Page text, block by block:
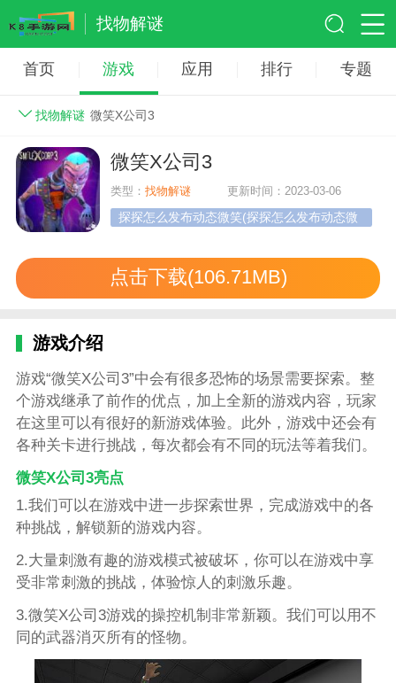
找物解谜
首页 游戏 应用 排行 专题
找物解谜 微笑X公司3
微笑X公司3
类型：找物解谜 更新时间：2023-03-06
探探怎么发布动态微笑(探探怎么发布动态微
点击下载(106.71MB)
游戏介绍
游戏“微笑X公司3”中会有很多恐怖的场景需要探索。整
个游戏继承了前作的优点，加上全新的游戏内容，玩家
在这里可以有很好的新游戏体验。此外，游戏中还会有
各种关卡进行挑战，每次都会有不同的玩法等着我们。
微笑X公司3亮点
1.我们可以在游戏中进一步探索世界，完成游戏中的各
种挑战，解锁新的游戏内容。
2.大量刺激有趣的游戏模式被破坏，你可以在游戏中享
受非常刺激的挑战，体验惊人的刺激乐趣。
3.微笑X公司3游戏的操控机制非常新颖。我们可以用不
同的武器消灭所有的怪物。